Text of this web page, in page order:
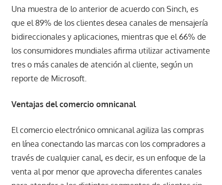
Una muestra de lo anterior de acuerdo con Sinch, es
que el 89% de los clientes desea canales de mensajería
bidireccionales y aplicaciones, mientras que el 66% de
los consumidores mundiales afirma utilizar activamente
tres o más canales de atención al cliente, según un
reporte de Microsoft.
Ventajas del comercio omnicanal
El comercio electrónico omnicanal agiliza las compras
en línea conectando las marcas con los compradores a
través de cualquier canal, es decir, es un enfoque de la
venta al por menor que aprovecha diferentes canales